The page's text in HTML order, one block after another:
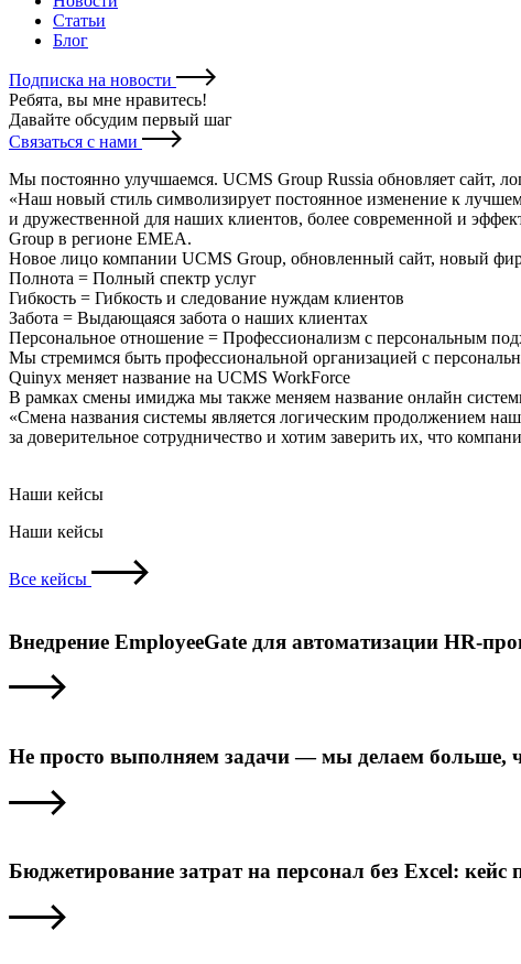
Статьи
Блог
Подписка на новости
Ребята, вы мне нравитесь!
Давайте обсудим первый шаг
Связаться с нами
Мы постоянно улучшаемся. UCMS Group Russia обновляет сайт,
«Наш новый стиль символизирует постоянное изменение к
и дружественной для наших клиентов, более современной и
Group в регионе EMEA.
Новое лицо компании UCMS Group, обновленный сайт, новый
Полнота = Полный спектр услуг
Гибкость = Гибкость и следование нуждам клиентов
Забота = Выдающаяся забота о наших клиентах
Персональное отношение = Профессионализм с персональным
Мы стремимся быть профессиональной организацией с
Quinyx меняет название на UCMS WorkForce
В рамках смены имиджа мы также меняем название онлайн
«Смена названия системы является логическим продолжением
за доверительное сотрудничество и хотим заверить их, что
Наши кейсы
Наши кейсы
Все кейсы
Внедрение EmployeeGate для автоматизации HR-
Не просто выполняем задачи — мы делаем больше,
Бюджетирование затрат на персонал без Excel: кейс